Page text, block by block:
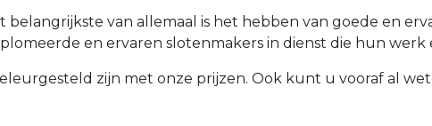
belangrijkste van allemaal is het hebben van goede en
en ervaren slotenmakers in dienst die hun
zijn met onze prijzen. Ook kunt u vooraf al